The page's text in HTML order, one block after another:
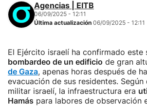
Agencias | EITB
06/09/2025 - 12:11
Última actualización 06/09/2025 - 12:11
El Ejército israelí ha confirmado este
bombardeo de un edificio de gran
de Gaza, apenas horas después de
evacuación de sus residentes.
militar israelí, la infraestructura era
Hamás para labores de observación